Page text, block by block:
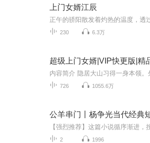
上门女婿江辰
230 6.3万
726 1055.6万
公羊串门丨杨争光当代经典
2 1996